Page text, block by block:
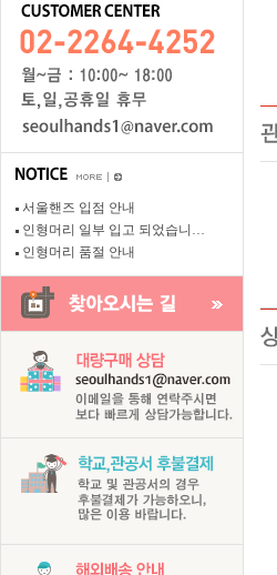
서울핸즈 입점 안내
인형머리 일부 입고 되었습니…
인형머리 품절 안내